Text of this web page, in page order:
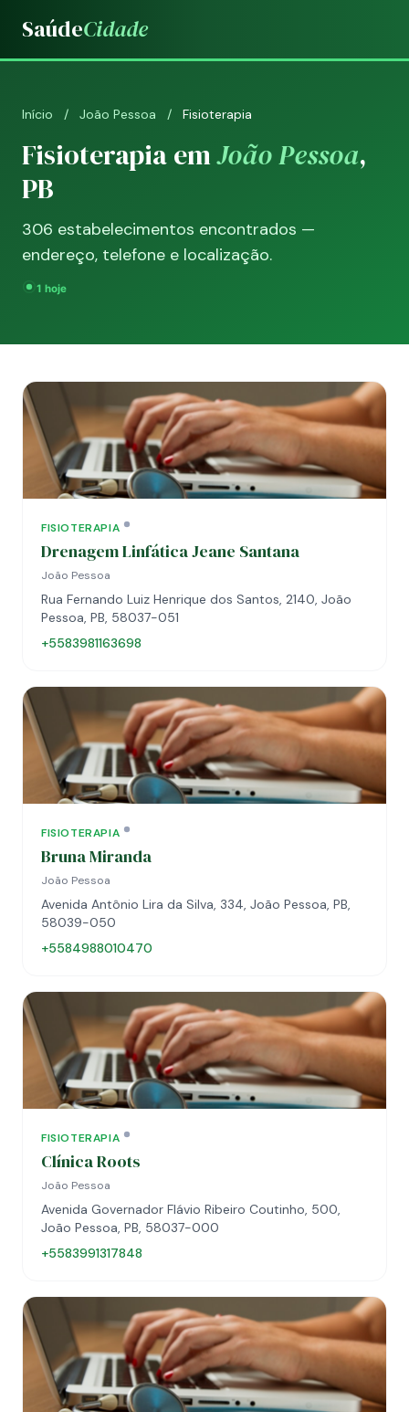
SaúdeCidade
Início / João Pessoa / Fisioterapia
Fisioterapia emJoão Pessoa,
PB
306 estabelecimentos encontrados —
endereço, telefone e localização.
FISIOTERAPIA
Drenagem Linfática Jeane Santana
João Pessoa
Rua Fernando Luiz Henrique dos Santos, 2140, João
Pessoa, PB, 58037-051
+5583981163698
FISIOTERAPIA
Bruna Miranda
João Pessoa
Avenida Antônio Lira da Silva, 334, João Pessoa, PB,
58039-050
+5584988010470
FISIOTERAPIA
Clínica Roots
João Pessoa
Avenida Governador Flávio Ribeiro Coutinho, 500,
João Pessoa, PB, 58037-000
+5583991317848